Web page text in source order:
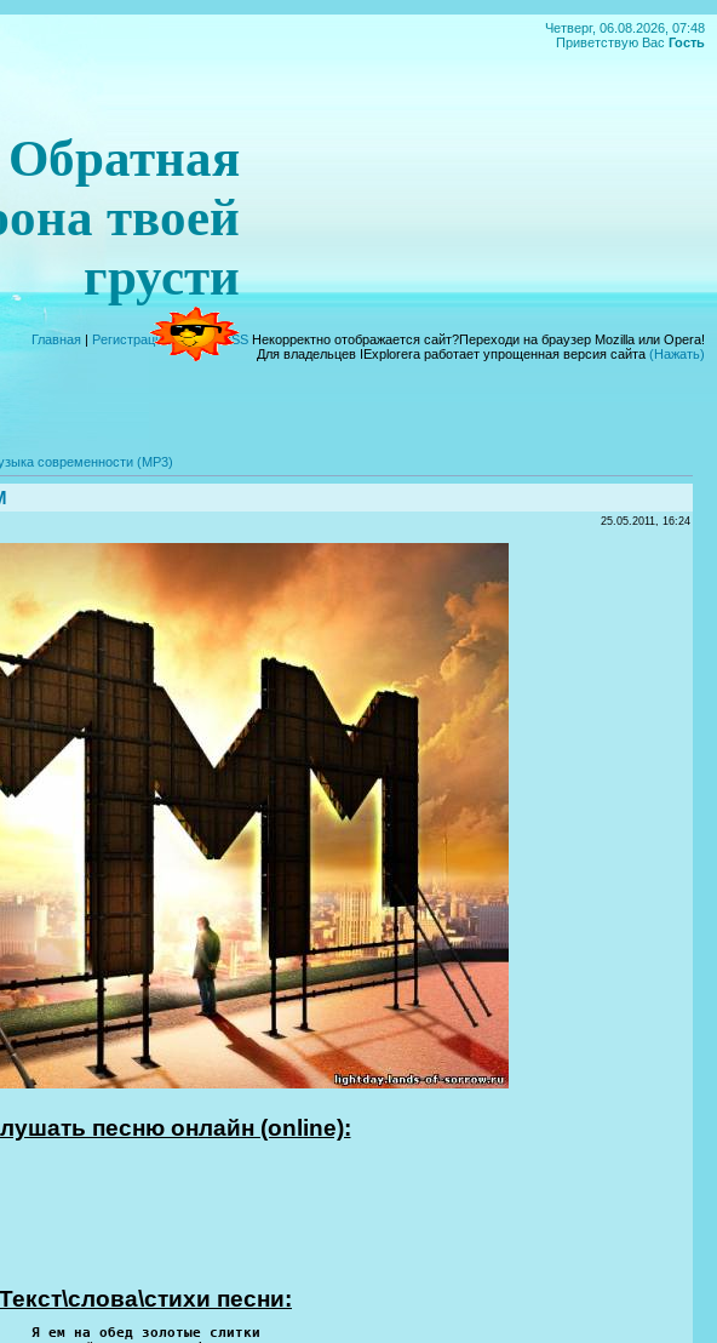
Четверг, 06.08.2026, 07:48
Приветствую Вас Гость
Обратная
твоей
грусти
Главная | Регистрация|Вход|RSS Некорректно отображается сайт?Переходи на браузер Mozilla или Opera!
Для владельцев IExplorera работает упрощенная версия сайта (Нажать)
современности (MP3)
25.05.2011, 16:24
песню онлайн (online):
Текст\слова\стихи песни:
Я ем на обед золотые слитки